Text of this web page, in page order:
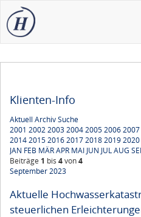
Klienten-Info
Aktuell ArchivSuche
2001 200220032004200520062007
2014201520162017201820192020
JAN FEB MÄRAPR MAI JUN JULAUG
Beiträge 1 bis 4von4
September 2023
Aktuelle
steuerlichen